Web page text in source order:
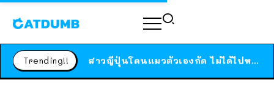
Trending!! ได้เวลาเด็กหนวดรวมตัว RF Online Next เปิดให้เล่นแล้ว เกม Sci-Fi MMORPG ระดับตำนาน เล่นได้ทั้งมือถือและ PC